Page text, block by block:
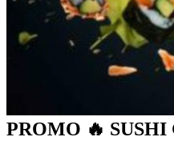
PROMO 🔥 SUSHI